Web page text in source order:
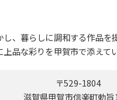
、暮らしに調和する作品
品な彩りを甲賀市で添えてい
〒529-1804
滋賀県甲賀市信楽町勅旨